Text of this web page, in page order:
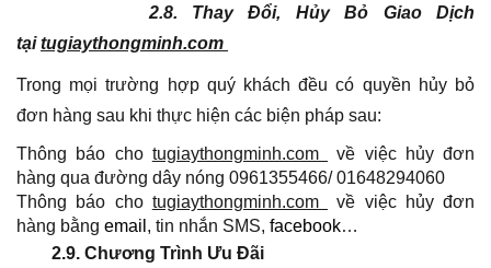
2.8. Thay Đổi, Hủy Bỏ Giao Dịch
tạitugiaythongminh.com
Trong mọi trường hợp quý khách đều có quyền hủy bỏ
đơn hàng sau khi thực hiện các biện pháp sau:
Thông báo cho tugiaythongminh.com
về việc hủy đơn
hàng qua đường dây nóng 0961355466/ 01648294060
Thông báo cho tugiaythongminh.com
về việc hủy đơn
hàng bằng email , tin nhắn SMS, facebook…
2.9. Chương Trình Ưu Đãi